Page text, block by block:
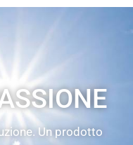
Un prodotto